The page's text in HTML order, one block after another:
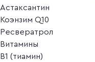
Астаксантин
Коэнзим Q10
Ресвератрол
Витамины
B1 (тиамин)